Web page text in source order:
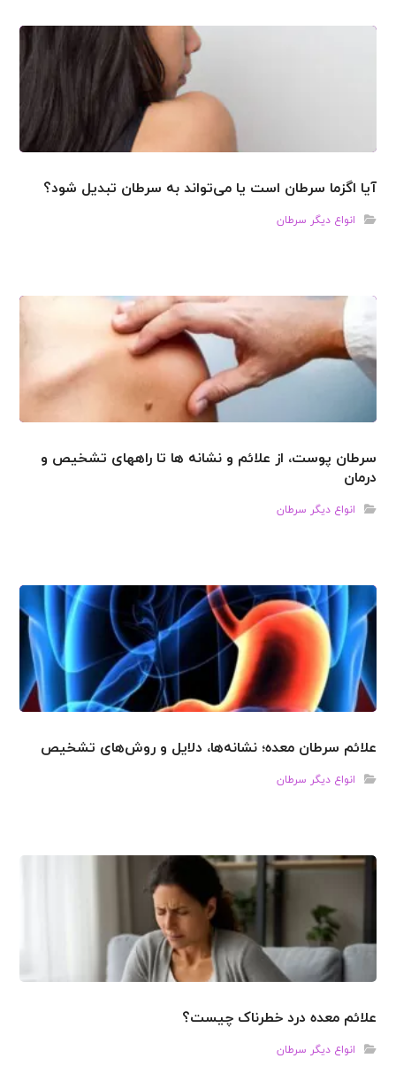
آیا اگزما سرطان است یا می‌تواند به سرطان تبدیل شود؟
انواع دیگر سرطان
سرطان پوست، از علائم و نشانه ها تا راههای تشخیص و
درمان
انواع دیگر سرطان
علائم سرطان معده؛ نشانه‌ها، دلایل و روش‌های تشخیص
انواع دیگر سرطان
علائم معده درد خطرناک چیست؟
انواع دیگر سرطان